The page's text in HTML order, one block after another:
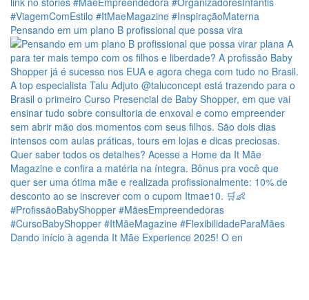
Pensando em um plano B profissional que possa vira
Dando início à agenda It Mãe Experience 2025! O en